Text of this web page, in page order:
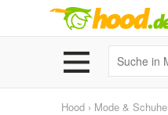
Hood › Mode & Schuhe